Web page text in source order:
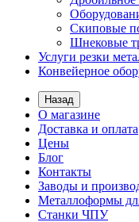
Скиповые
Шнековые
Услуги резки
Конвейерное
Назад
О магазине
Доставка и оплата
Цены
Блог
Контакты
Заводы и
Металлоформы
Станки ЧПУ